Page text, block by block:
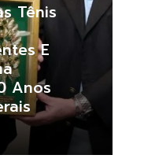
Tênis
E
Anos